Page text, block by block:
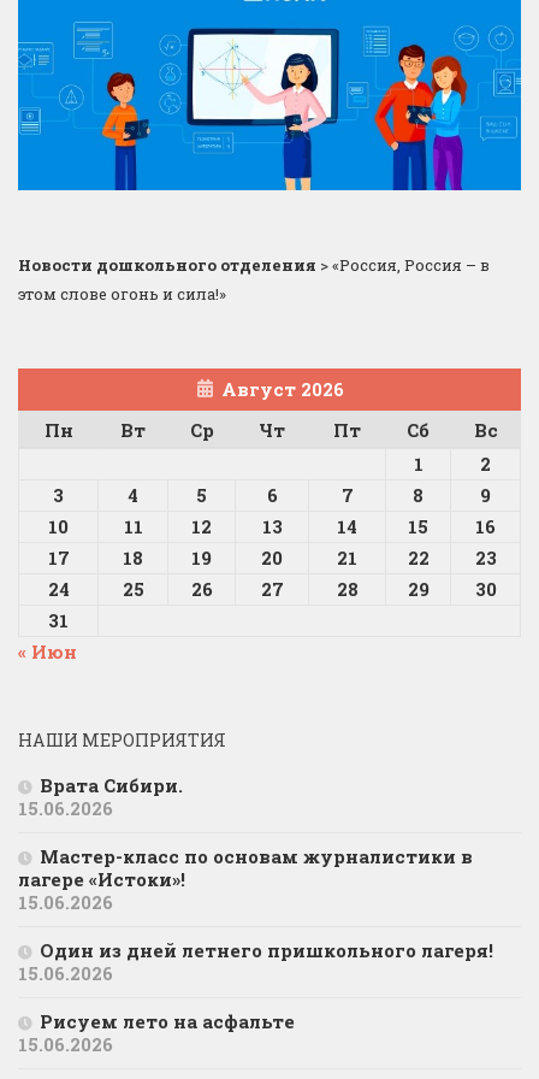
Новости дошкольного отделения >«Россия, Россия – в
этом слове огонь и сила!»
Август 2026
Пн
Вт Ср Чт Пт Сб
Вс
1
2
3
4 5 6 7 8
9
10
11 12 13 14 15
16
17
18 19 20 21 22
23
24
25 26 27 28 29
30
31
« Июн
НАШИ МЕРОПРИЯТИЯ
Врата Сибири.
15.06.2026
Мастер-класс по основам журналистики в
лагере «Истоки»!
15.06.2026
Один из дней летнего пришкольного лагеря!
15.06.2026
Рисуем лето на асфальте
15.06.2026